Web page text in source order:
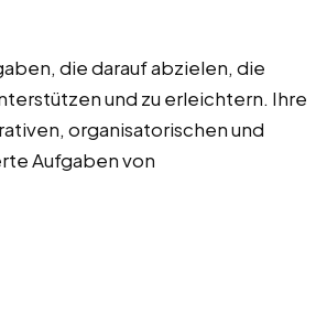
die darauf abzielen, die
und zu erleichtern. Ihre
organisatorischen und
Aufgaben von